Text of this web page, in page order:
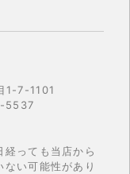
1-7-1101
5537
っても当店から
い可能性があり